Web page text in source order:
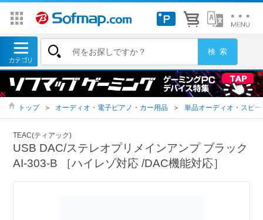
トップ ＞ オーディオ・電子ピアノ・カー用品 ＞ 単品オーディオ・スピ
TEAC(ティアック)
USB DAC/ステレオプリメインアンプ ブラック
AI-303-B ［ハイレゾ対応 /DAC機能対応］